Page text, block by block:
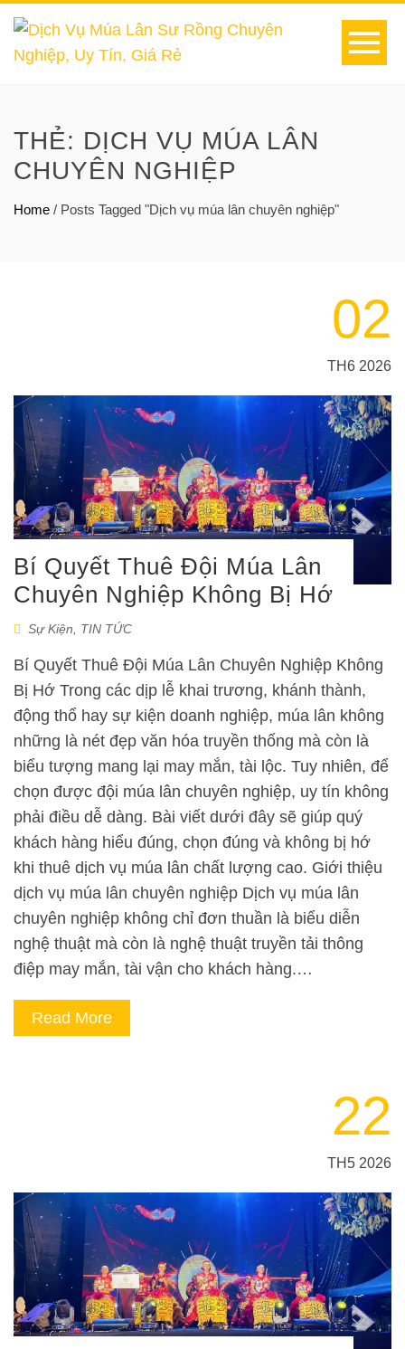
THẺ: DỊCH VỤ MÚA LÂN
CHUYÊN NGHIỆP
Home / Posts Tagged "Dịch vụ múa lân chuyên nghiệp"
02
TH6 2026
Bí Quyết Thuê Đội Múa Lân
Chuyên Nghiệp Không Bị Hớ
Sự Kiện TIN TỨC
Bí Quyết Thuê Đội Múa Lân Chuyên Nghiệp Không
Bị Hớ Trong các dịp lễ khai trương, khánh thành,
động thổ hay sự kiện doanh nghiệp, múa lân không
những là nét đẹp văn hóa truyền thống mà còn là
biểu tượng mang lại may mắn, tài lộc. Tuy nhiên, để
chọn được đội múa lân chuyên nghiệp, uy tín không
phải điều dễ dàng. Bài viết dưới đây sẽ giúp quý
khách hàng hiểu đúng, chọn đúng và không bị hớ
khi thuê dịch vụ múa lân chất lượng cao. Giới thiệu
dịch vụ múa lân chuyên nghiệp Dịch vụ múa lân
chuyên nghiệp không chỉ đơn thuần là biểu diễn
nghệ thuật mà còn là nghệ thuật truyền tải thông
điệp may mắn, tài vận cho khách hàng.…
Read More
22
TH5 2026